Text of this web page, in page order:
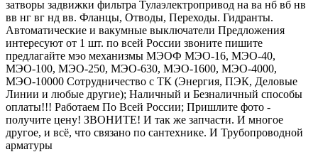
затворы задвижки фильтра Тулаэлектропривод на ва нб вб нв
вв нг вг нд вв. Фланцы, Отводы, Переходы. Гидранты.
Автоматические и вакумные выключатели Предложения
интересуют от 1 шт. по всей России звоните пишите
предлагайте мэо механизмы МЭОФ МЭО-16, МЭО-40,
МЭО-100, МЭО-250, МЭО-630, МЭО-1600, МЭО-4000,
МЭО-10000 Сотрудничество с ТК (Энергия, ПЭК, Деловые
Линии и любые другие); Наличный и Безналичный способы
оплаты!!! Работаем По Всей России; Пришлите фото -
получите цену! ЗВОНИТЕ! И так же запчасти. И многое
другое, и всё, что связано по сантехнике. И Трубопроводной
арматуры